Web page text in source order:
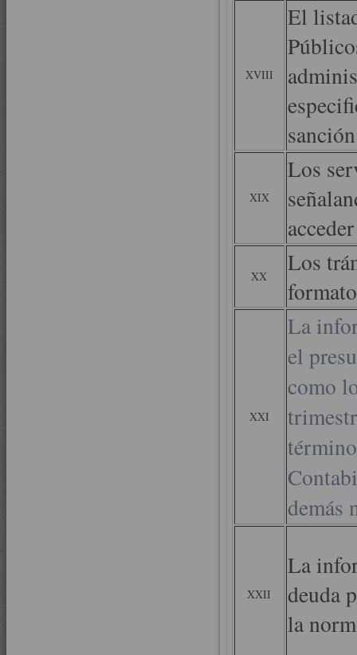
XVIII
El
XIX
Los
XX
Los
XXI
La
el
como
demás
XXII
La
deuda
la